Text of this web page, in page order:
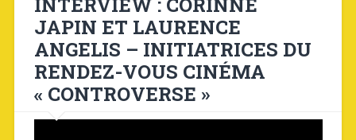
JAPIN ET LAURENCE
ANGELIS – INITIATRICES DU
RENDEZ-VOUS CINÉMA
« CONTROVERSE »